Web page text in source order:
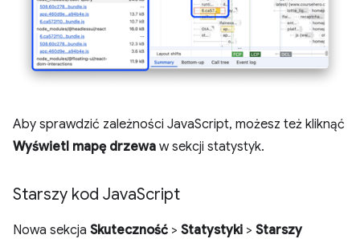
Aby sprawdzić zależności JavaScript, możesz też kliknąć
Wyświetl mapę drzewa w sekcji statystyk.
Starszy kod JavaScript
Nowa sekcja Skuteczność > Statystyki > Starszy